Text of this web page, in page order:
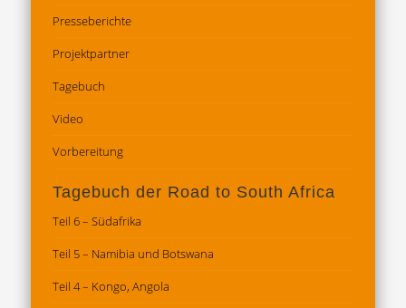
Presseberichte
Projektpartner
Tagebuch
Video
Vorbereitung
Tagebuch der Road to South Africa
Teil 6 – Südafrika
Teil 5 – Namibia und Botswana
Teil 4 – Kongo, Angola